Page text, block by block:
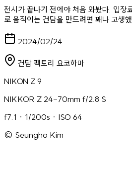
전시가 끝나기 전에야 처음 와봤다. 입장
로 움직이는 건담을 만드려면 꽤나 고생
2024/02/24
건담 팩토리 요코하마
NIKON Z 9
NIKKOR Z 24-70mm f/2.8 S
f7.1 · 1/200s · ISO 64
© Seungho Kim